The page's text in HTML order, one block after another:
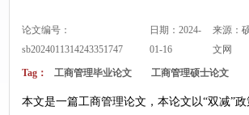
论文编号：
sb2024011314243351747
日期：2024-
01-16
来源：
文网
Tag： 工商管理毕业论文 工商管理硕士论文
本文是一篇工商管理论文，本论文以“双减”